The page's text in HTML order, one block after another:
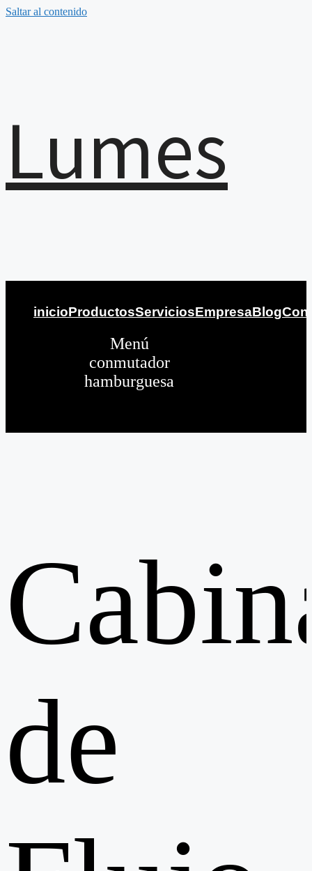
Saltar al contenido
Lumes
inicioProductosServiciosEmpresaBlog
Menú
conmutador
hamburguesa
de